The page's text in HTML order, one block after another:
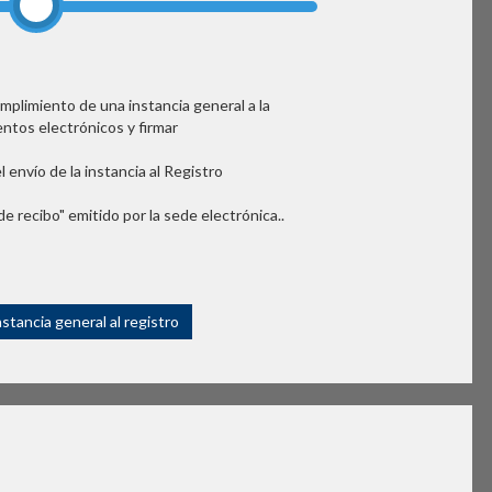
de una instancia general a la
electrónicos y firmar
de la instancia al Registro
recibo" emitido por la sede electrónica..
general al registro